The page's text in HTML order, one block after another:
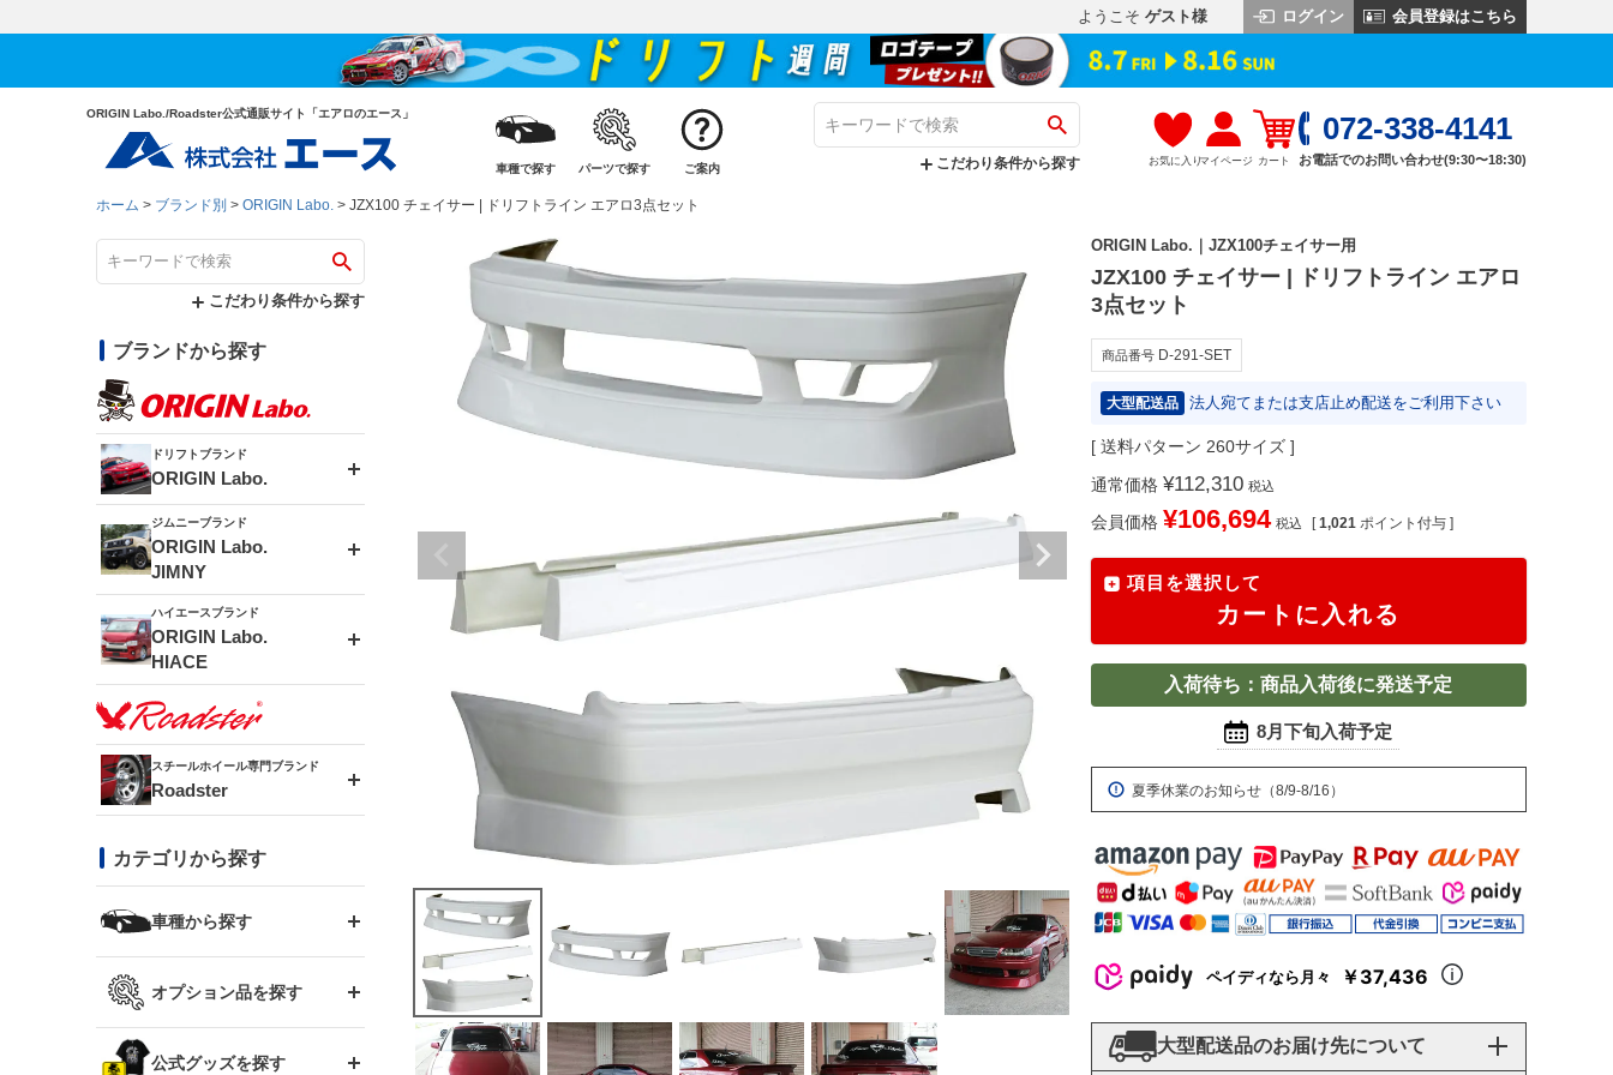
ようこそ ゲスト様 ログイン 会員登録はこちら
ORIGIN Labo./Roadster公式通販サイト「エアロのエース」
車種で探す パーツで探す ご案内 こだわり条件から探す お気に入りマイページ カート
072-338-4141
お電話でのお問い合わせ(9:30〜18:30)
ホーム ブランド別 ORIGIN Labo. JZX100 チェイサー | ドリフトライン エアロ3点セット
こだわり条件から探す
ブランドから探す
ドリフトブランド
ORIGIN Labo.
エアロシリーズ
ドリフトライン
風神(180SX)
雷神(S15)
龍神(チェイサー)
レーシングライン
アタックライン
ストリームライン
フロントフェンダー
リアフェンダー
ブラッシュフェンダー
コンバットアイ
GTウイング
リアウイング
ルーフウイング
ジムニーブランド
ORIGIN Labo.
JIMNY
アルミホイール
MUD-ZEUS
アルミホイール
MUD-SR7
MUD-S7
ボンネット
フェンダー
サイドパーツ
ハイエースブランド
ORIGIN Labo.
HIACE
エアロシリーズ
LUX MODEL SP
LUX MODEL
RUGGER MODEL
GROUND MODEL
オーバーフェンダー
リアウイング
スムージングバンパー
ワイパーガード
スチールホイール専門ブランド
Roadster
DAYTONA-RS
DAYTONA-RS NEO
まつど家 鉄漢
カテゴリから探す
車種から探す
トヨタ
スズキ
オプション品を探す
GTウイング用ラダー
公式グッズを探す
ORIGIN Labo.｜JZX100チェイサー用
JZX100 チェイサー | ドリフトライン エアロ
3点セット
商品番号 D-291-SET
大型配送品 法人宛てまたは支店止め配送をご利用下さい
送料パターン 260サイズ
通常価格 ¥112,310 税込
会員価格 ¥106,694 税込 [ 1,021 ポイント付与 ]
項目を選択して
カートに入れる
入荷待ち：商品入荷後に発送予定
8月下旬入荷予定
夏季休業のお知らせ（8/9-8/16）
ペイディなら月々 ￥37,436
大型配送品のお届け先について